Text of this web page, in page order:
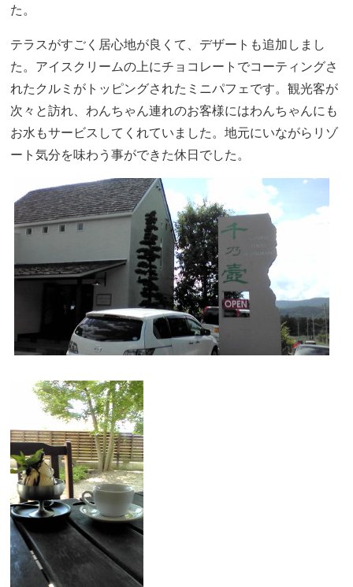
た。
テラスがすごく居心地が良くて、デザートも追加しまし
た。アイスクリームの上にチョコレートでコーティングさ
れたクルミがトッピングされたミニパフェです。観光客が
次々と訪れ、わんちゃん連れのお客様にはわんちゃんにも
お水もサービスしてくれていました。地元にいながらリゾ
ート気分を味わう事ができた休日でした。